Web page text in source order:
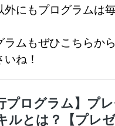
外にもプログラムは
ラムもぜひこちらか
ね！